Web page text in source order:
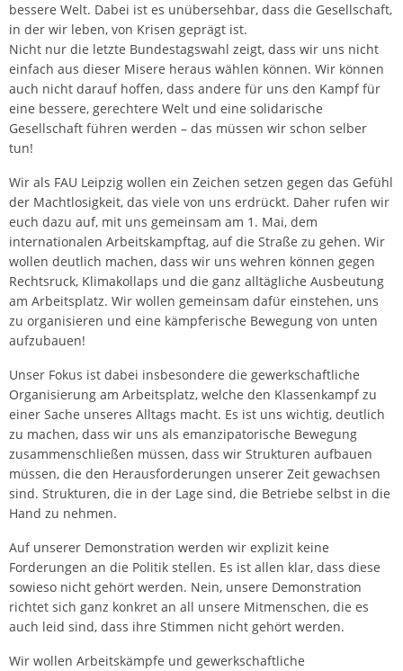
bessere Welt. Dabei ist es unübersehbar, dass die Gesellschaft,
in der wir leben, von Krisen geprägt ist.
Nicht nur die letzte Bundestagswahl zeigt, dass wir uns nicht
einfach aus dieser Misere heraus wählen können. Wir können
auch nicht darauf hoffen, dass andere für uns den Kampf für
eine bessere, gerechtere Welt und eine solidarische
Gesellschaft führen werden – das müssen wir schon selber
tun!
Wir als FAU Leipzig wollen ein Zeichen setzen gegen das Gefühl
der Machtlosigkeit, das viele von uns erdrückt. Daher rufen wir
euch dazu auf, mit uns gemeinsam am 1. Mai, dem
internationalen Arbeitskampftag, auf die Straße zu gehen. Wir
wollen deutlich machen, dass wir uns wehren können gegen
Rechtsruck, Klimakollaps und die ganz alltägliche Ausbeutung
am Arbeitsplatz. Wir wollen gemeinsam dafür einstehen, uns
zu organisieren und eine kämpferische Bewegung von unten
aufzubauen!
Unser Fokus ist dabei insbesondere die gewerkschaftliche
Organisierung am Arbeitsplatz, welche den Klassenkampf zu
einer Sache unseres Alltags macht. Es ist uns wichtig, deutlich
zu machen, dass wir uns als emanzipatorische Bewegung
zusammenschließen müssen, dass wir Strukturen aufbauen
müssen, die den Herausforderungen unserer Zeit gewachsen
sind. Strukturen, die in der Lage sind, die Betriebe selbst in die
Hand zu nehmen.
Auf unserer Demonstration werden wir explizit keine
Forderungen an die Politik stellen. Es ist allen klar, dass diese
sowieso nicht gehört werden. Nein, unsere Demonstration
richtet sich ganz konkret an all unsere Mitmenschen, die es
auch leid sind, dass ihre Stimmen nicht gehört werden.
Wir wollen Arbeitskämpfe und gewerkschaftliche